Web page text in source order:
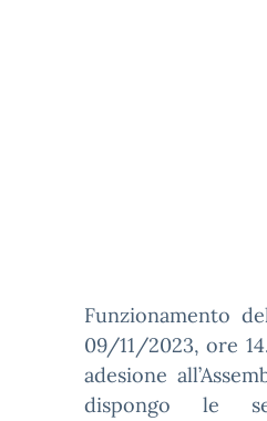
Funzionamento
09/11/2023, ore
adesione
dispongo le